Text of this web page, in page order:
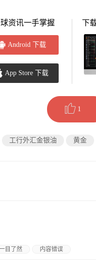
资讯一手掌握
Android 下载
App Store 下载
下
1
工行外汇金银油 黄金
目了然 内容错误